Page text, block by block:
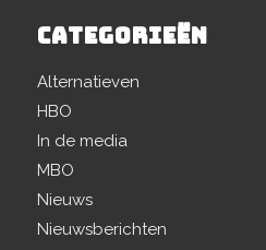
CATEGORIEËN
Alternatieven
HBO
In de media
MBO
Nieuws
Nieuwsberichten